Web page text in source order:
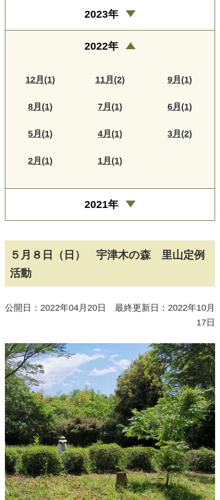
５月８日（日） 宇津木の森 里山定例
活動
公開日：2022年04月20日 最終更新日：2022年10月
17日
2023年
2022年
12月(1) 11月(2) 9月(1)
8月(1) 7月(1) 6月(1)
5月(1) 4月(1) 3月(2)
2月(1) 1月(1)
2021年